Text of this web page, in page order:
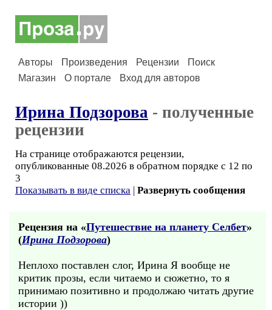
Авторы Произведения Рецензии
Поиск
Магазин
О портале Вход для авторов
Ирина Подзорова - полученные
рецензии
На странице отображаются рецензии,
опубликованные 08.2026 в обратном порядке с 12 по
3
Показывать в виде списка | Развернуть сообщения
Рецензия на «Путешествие на планету Селбет»
(Ирина Подзорова)
Неплохо поставлен слог, Ирина Я вообще не
критик прозы, если читаемо и сюжетно, то я
принимаю позитивно и продолжаю читать другие
истории ))